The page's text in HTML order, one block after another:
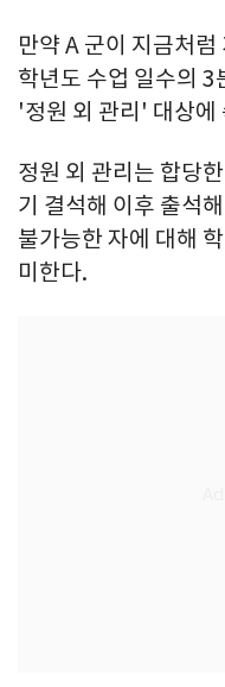
만약 A 군이 지금처
학년도 수업 일수의 3
'정원 외 관리' 대상에
정원 외 관리는 합당
기 결석해 이후 출석
불가능한 자에 대해
미한다.